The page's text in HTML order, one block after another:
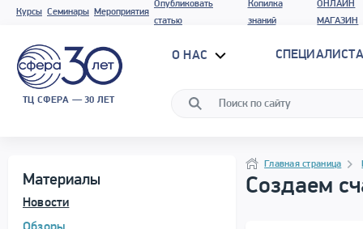
Курсы Семинары Мероприятия
Опубликовать
статью
Копилка
знаний
ОНЛАЙН
МАГАЗИН
ТЦ СФЕРА — 30 ЛЕТ
О НАС
Материалы
Новости
Программа материала
Навигация
НавигацияГлавная страница
Создаем